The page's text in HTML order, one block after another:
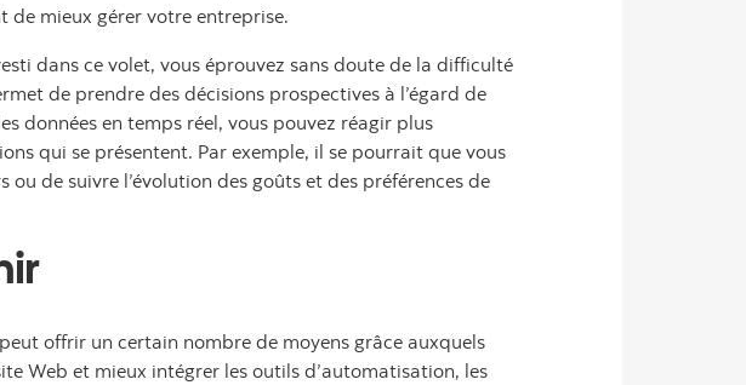
de mieux gérer votre entreprise.
dans ce volet, vous éprouvez sans doute de la difficulté
de prendre des décisions prospectives à l’égard de
données en temps réel, vous pouvez réagir plus
qui se présentent. Par exemple, il se pourrait que vous
de suivre l’évolution des goûts et des préférences de
offrir un certain nombre de moyens grâce auxquels
Web et mieux intégrer les outils d’automatisation, les